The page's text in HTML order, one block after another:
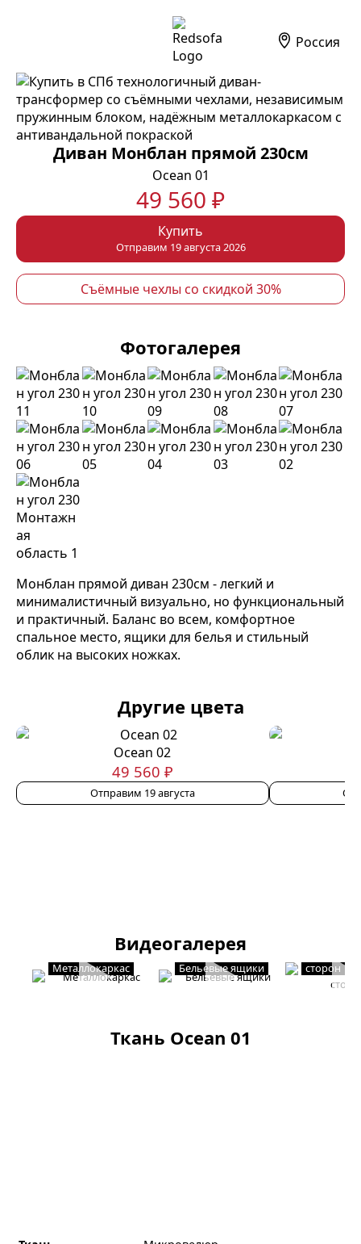
Россия
Диван Монблан прямой 230см
Ocean 01
49 560 ₽
Купить
Отправим 19 августа 2026
Съёмные чехлы со скидкой 30%
Фотогалерея
Монблан прямой диван 230см - легкий и
минималистичный визуально, но функциональный
и практичный. Баланс во всем, комфортное
спальное место, ящики для белья и стильный
облик на высоких ножках.
Другие цвета
Ocean 02
49 560 ₽
Отправим 19 августа
Видеогалерея
Металлокаркас Бельевые ящики
сторон
Ткань Ocean 01